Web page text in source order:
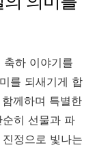
하 이야기를
를 되새기게 합
께하며 특별한
히 선물과 파
정으로 빛나는